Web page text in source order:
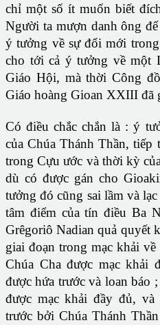
chỉ một số ít muốn biết
Người ta mượn danh ông
ý tưởng về sự đổi mới
cho tới cả ý tưởng về một
Giáo Hội, mà thời Công
Giáo hoàng Gioan XXIII đã
Có điều chắc chắn là : ý
của Chúa Thánh Thần,
trong Cựu ước và thời kỳ
dù có được gán cho
tưởng đó cũng sai lầm và
tâm điểm của tín điều Ba
Grêgoriô Nadian quả quyết
giai đoạn trong mạc khải
Chúa Cha được mạc khải
được hứa trước và loan báo
được mạc khải đầy đủ,
trước bởi Chúa Thánh